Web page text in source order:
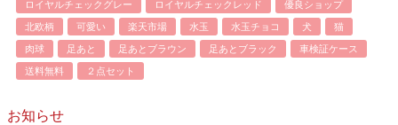
ロイヤルチェックグレー
ロイヤルチェックレッド
優良ショップ
北欧柄
可愛い 楽天市場 水玉 水玉チョコ 犬
猫
肉球
足あと 足あとブラウン 足あとブラック
車検証ケース
送料無料
２点セット
お知らせ